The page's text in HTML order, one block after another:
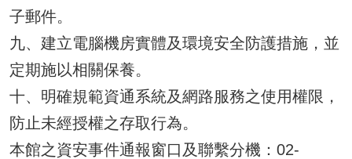
子郵件。
九、建立電腦機房實體及環境安全防護措施，並
定期施以相關保養。
十、明確規範資通系統及網路服務之使用權限，
防止未經授權之存取行為。
本館之資安事件通報窗口及聯繫分機：02-